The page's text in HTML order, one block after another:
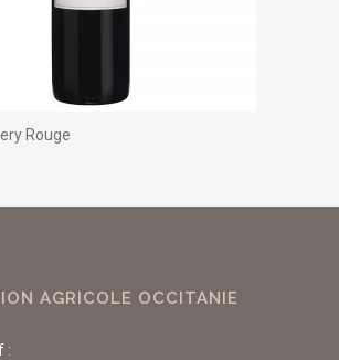
Rouge
AGRICOLE OCCITANIE
: